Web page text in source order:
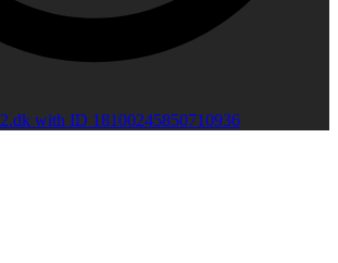
with ID 18100245850710936